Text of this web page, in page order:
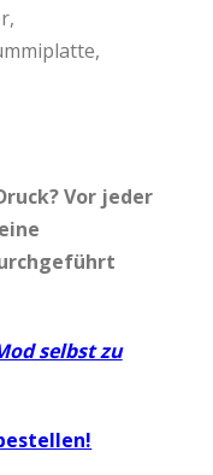
Vor jeder
selbst zu